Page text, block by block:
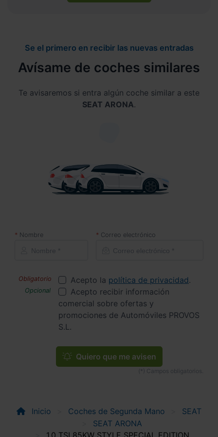
Se el primero en recibir las nuevas entradas
Avísame de coches similares
Te avisaremos si entra algún coche similar a este
SEAT ARONA.
Nombre Correo electrónico
Acepto la política de privacidad.
Acepto recibir información
comercial sobre ofertas y
promociones de Automóviles PROVOS
S.L.
Quiero que me avisen
Inicio Coches de Segunda Mano
SEAT
SEAT ARONA
1.0 TSI 85KW STYLE SPECIAL EDITION